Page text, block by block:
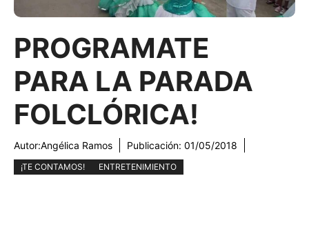
PROGRAMATE
PARA LA PARADA
FOLCLÓRICA!
Autor:Angélica Ramos Publicación: 01/05/2018
¡TE CONTAMOS! ENTRETENIMIENTO